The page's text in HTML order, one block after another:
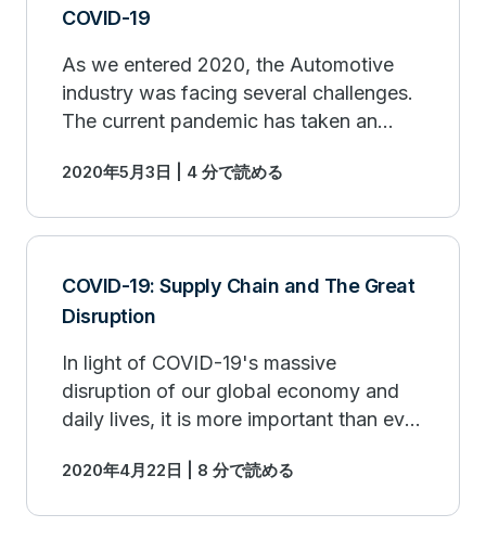
COVID-19
As we entered 2020, the Automotive
industry was facing several challenges.
The current pandemic has taken an
level. Learn how data analytics can
2020年5月3日 | 4 分で読める
COVID-19: Supply Chain and The Great
Disruption
In light of COVID-19's massive
disruption of our global economy and
daily lives, it is more important than ever
supply chains.
2020年4月22日 | 8 分で読める